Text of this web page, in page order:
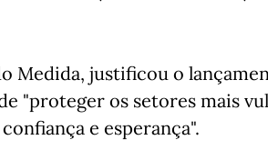
Medida, justificou o
"proteger os setores mais
e esperança".